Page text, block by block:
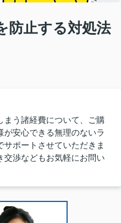
防止する対処法
まう諸経費について、ご購
安心できる無理のないラ
ポートさせていただきま
交渉などもお気軽にお問い